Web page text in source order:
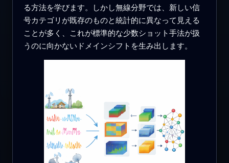
る方法を学びます。しかし無線分野では、新しい信
号カテゴリが既存のものと統計的に異なって見える
ことが多く、これが標準的な少数ショット手法が扱
うのに向かないドメインシフトを生み出します。